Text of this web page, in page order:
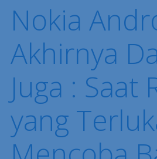
Nokia
Akhirnya
Juga : Saat
yang